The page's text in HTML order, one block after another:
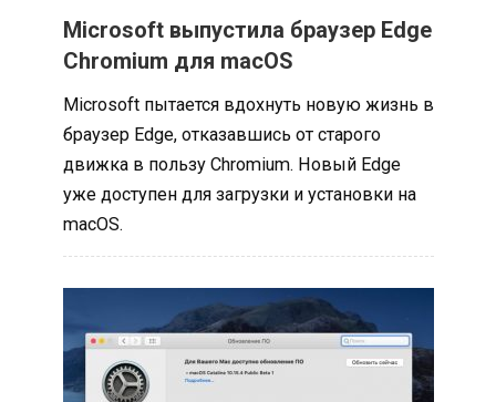
Microsoft выпустила браузер Edge
Chromium для macOS
Microsoft пытается вдохнуть новую жизнь в
браузер Edge, отказавшись от старого
движка в пользу Chromium. Новый Edge
уже доступен для загрузки и установки на
macOS.